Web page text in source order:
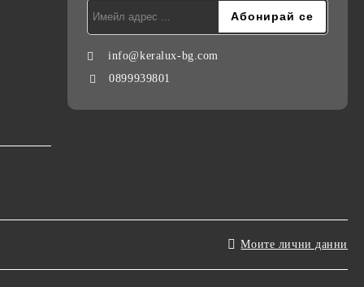
info@keralux-bg.com
0899939801
Моите лични данни